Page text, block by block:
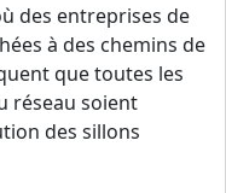
des entreprises de
à des chemins de
que toutes les
réseau soient
des sillons